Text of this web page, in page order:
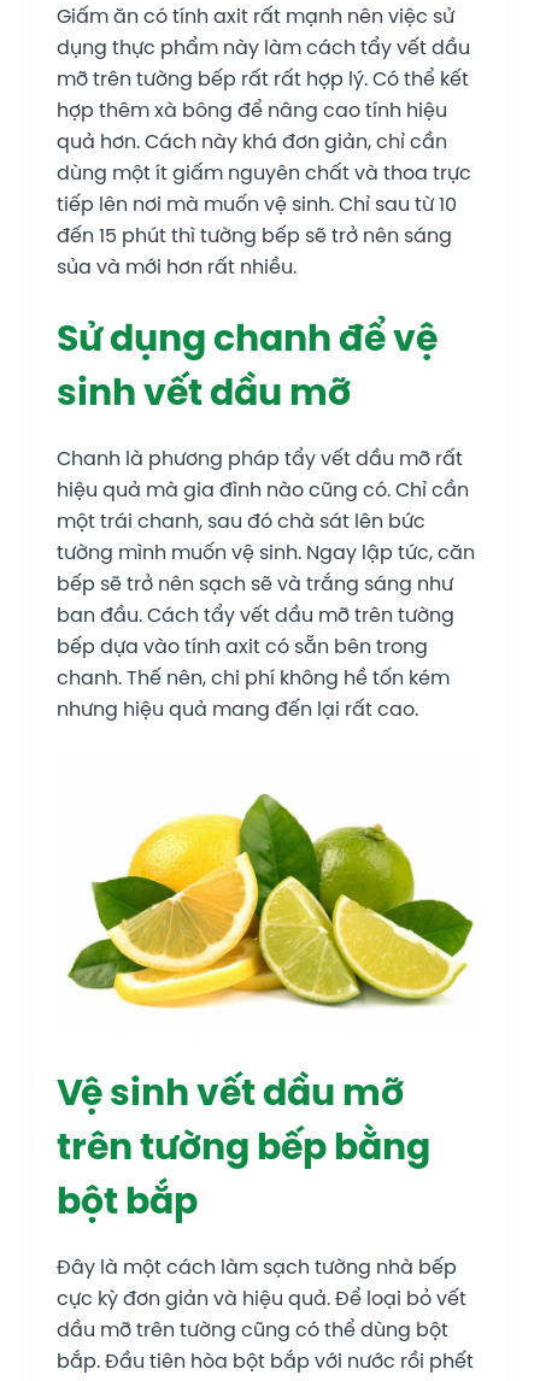
Giấm ăn có tính axit rất mạnh nên việc sử
dụng thực phẩm này làm cách tẩy vết dầu
mỡ trên tường bếp rất rất hợp lý. Có thể kết
hợp thêm xà bông để nâng cao tính hiệu
quả hơn. Cách này khá đơn giản, chỉ cần
dùng một ít giấm nguyên chất và thoa trực
tiếp lên nơi mà muốn vệ sinh. Chỉ sau từ 10
đến 15 phút thì tường bếp sẽ trở nên sáng
sủa và mới hơn rất nhiều.
Sử dụng chanh để vệ
sinh vết dầu mỡ
Chanh là phương pháp tẩy vết dầu mỡ rất
hiệu quả mà gia đình nào cũng có. Chỉ cần
một trái chanh, sau đó chà sát lên bức
tường mình muốn vệ sinh. Ngay lập tức, căn
bếp sẽ trở nên sạch sẽ và trắng sáng như
ban đầu. Cách tẩy vết dầu mỡ trên tường
bếp dựa vào tính axit có sẵn bên trong
chanh. Thế nên, chi phí không hề tốn kém
nhưng hiệu quả mang đến lại rất cao.
Vệ sinh vết dầu mỡ
trên tường bếp bằng
bột bắp
Đây là một cách làm sạch tường nhà bếp
cực kỳ đơn giản và hiệu quả. Để loại bỏ vết
dầu mỡ trên tường cũng có thể dùng bột
bắp. Đầu tiên hòa bột bắp với nước rồi phết